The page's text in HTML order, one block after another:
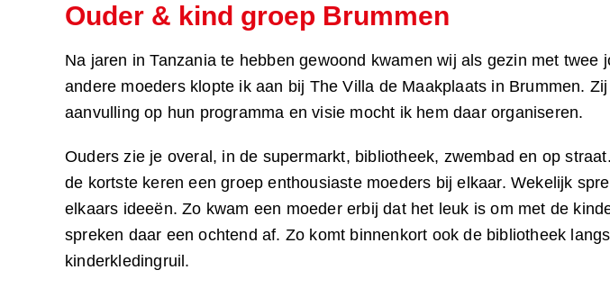
Ouder & kind groep Brummen
Na jaren in Tanzania te hebben gewoond kwamen wij als gezin met
andere moeders klopte ik aan bij The Villa de Maakplaats in Brummen.
aanvulling op hun programma en visie mocht ik hem daar organiseren.
Ouders zie je overal, in de supermarkt, bibliotheek, zwembad en op
de kortste keren een groep enthousiaste moeders bij elkaar. Wekelijk
elkaars ideeën. Zo kwam een moeder erbij dat het leuk is om met de
spreken daar een ochtend af. Zo komt binnenkort ook de bibliotheek
kinderkledingruil.